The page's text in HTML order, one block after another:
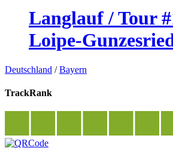
Langlauf / Tour
Loipe-
Deutschland /Bayern
TrackRank